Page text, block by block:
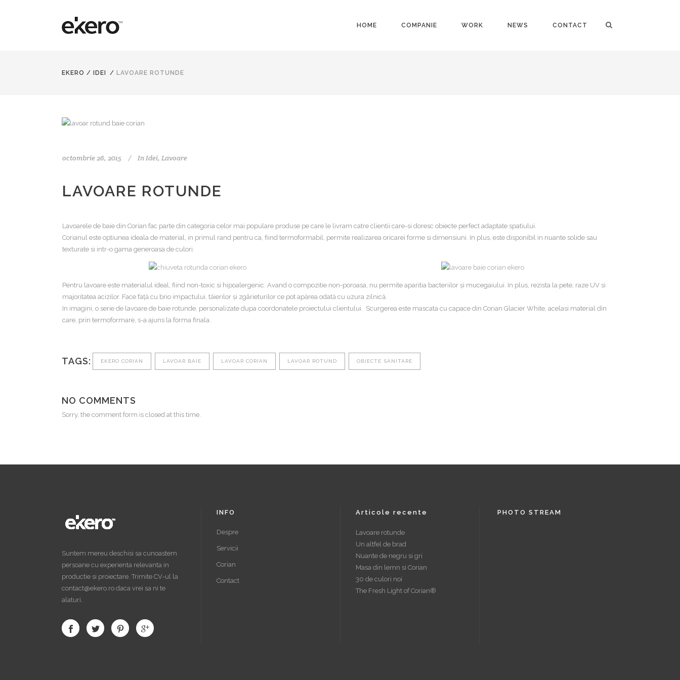
HOME COMPANIE WORK NEWS CONTACT
EKERO / IDEI / LAVOARE ROTUNDE
octombrie 26, 2015 InIdei, Lavoare
LAVOARE ROTUNDE
Lavoarele de baie din Corian fac parte din categoria celor mai populare produse pe care le livram catre clientii care-si doresc obiecte perfect adaptate spatiului.
Corianul este optiunea ideala de material, in primul rand pentru ca, fiind termoformabil, permite realizarea oricarei forme si dimensiuni. In plus, este disponibil in nuante solide sau
texturate si intr-o gama generoasa de culori.
Pentru lavoare este materialul ideal, fiind non-toxic si hipoalergenic. Avand o compozitie non-poroasa, nu permite aparitia bacteriilor şi mucegaiului. In plus, rezista la pete, raze UV si
majoritatea acizilor. Face față cu brio impactului, tăierilor şi zgârieturilor ce pot apărea odată cu uzura zilnică.
In imagini, o serie de lavoare de baie rotunde, personalizate dupa coordonatele proiectului clientului. Scurgerea este mascata cu capace din Corian Glacier White, acelasi material din
care, prin termoformare, s-a ajuns la forma finala.
TAGS: EKERO CORIAN LAVOAR BAIE LAVOAR CORIAN LAVOAR ROTUND OBIECTE SANITARE
NO COMMENTS
Sorry, the comment form is closed at this time.
Suntem mereu deschisi sa cunoastem
persoane cu experienta relevanta in
productie si proiectare. Trimite CV-ul la
contact@ekero.ro daca vrei sa ni te
alaturi.
INFO
Despre
Servicii
Corian
Contact
Articole recente
Lavoare rotunde
Un altfel de brad
Nuante de negru si gri
Masa din lemn si Corian
30 de culori noi
The Fresh Light of Corian®
PHOTO STREAM